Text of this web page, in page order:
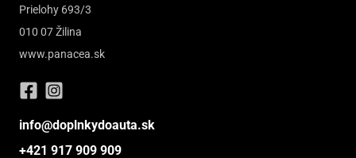
Prielohy 693/3
010 07 Žilina
www.panacea.sk
info@doplnkydoauta.sk
+421 917 909 909